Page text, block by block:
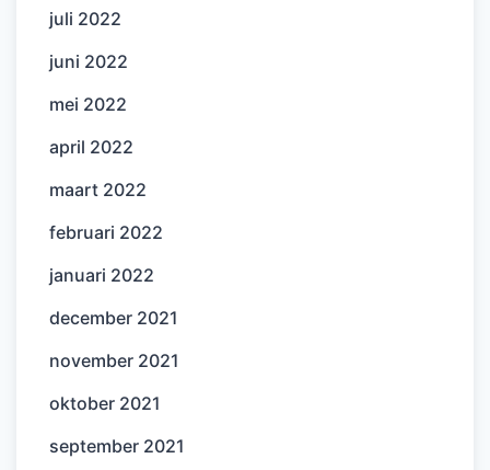
juli 2022
juni 2022
mei 2022
april 2022
maart 2022
februari 2022
januari 2022
december 2021
november 2021
oktober 2021
september 2021